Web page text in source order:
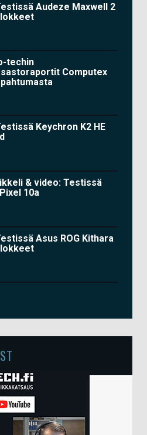
Audeze Maxwell 2
techin
Computex
Keychron K2 HE
& video: Testissä
10a
Asus ROG Kithara